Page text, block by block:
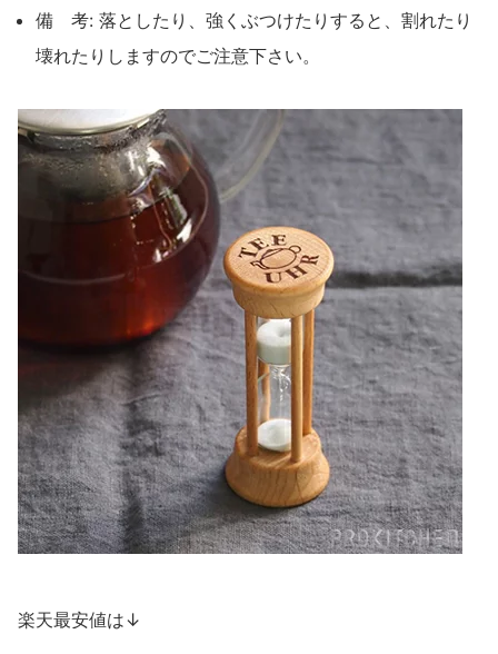
備 考: 落としたり、強くぶつけたりすると、割れたり
壊れたりしますのでご注意下さい。
楽天最安値は↓